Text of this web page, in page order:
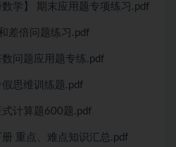
学】 期末应用题专项练习.pdf
差倍问题练习.pdf
问题应用题专练.pdf
思维训练题.pdf
计算题600题.pdf
重点、难点知识汇总.pdf